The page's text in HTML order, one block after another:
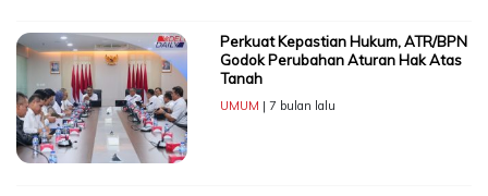
Perkuat Kepastian Hukum, ATR/BPN
Godok Perubahan Aturan Hak Atas
Tanah
UMUM | 7 bulan lalu